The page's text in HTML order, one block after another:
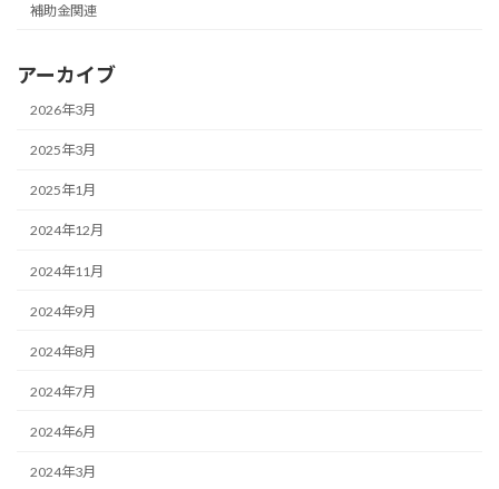
補助金関連
アーカイブ
2026年3月
2025年3月
2025年1月
2024年12月
2024年11月
2024年9月
2024年8月
2024年7月
2024年6月
2024年3月